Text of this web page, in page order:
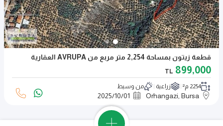
قطعة زيتون بمساحة 2,254 متر مربع من AVRUPA العقارية
899,000
TL
2254 م² زراعية من وسيط
Orhangazi, Bursa
2025/10/01